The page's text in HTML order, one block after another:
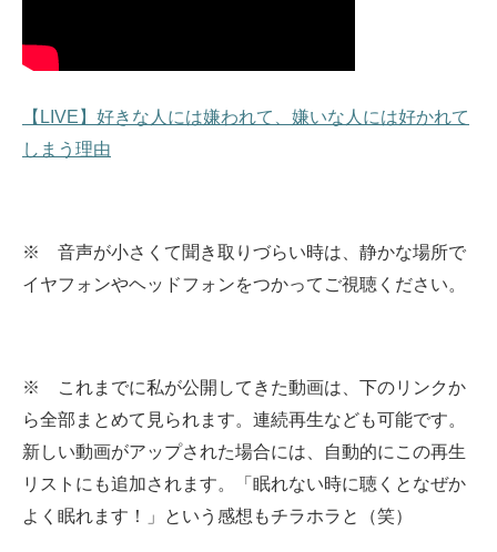
【LIVE】好きな人には嫌われて、嫌いな人には好かれて
しまう理由
※ 音声が小さくて聞き取りづらい時は、静かな場所で
イヤフォンやヘッドフォンをつかってご視聴ください。
※ これまでに私が公開してきた動画は、下のリンクか
ら全部まとめて見られます。 連続再生なども可能です。
新しい動画がアップされた場合には、自動的にこの再生
リストにも追加されます。
「眠れない時に聴くとなぜか
よく眠れます！」という感想もチラホラと（笑）